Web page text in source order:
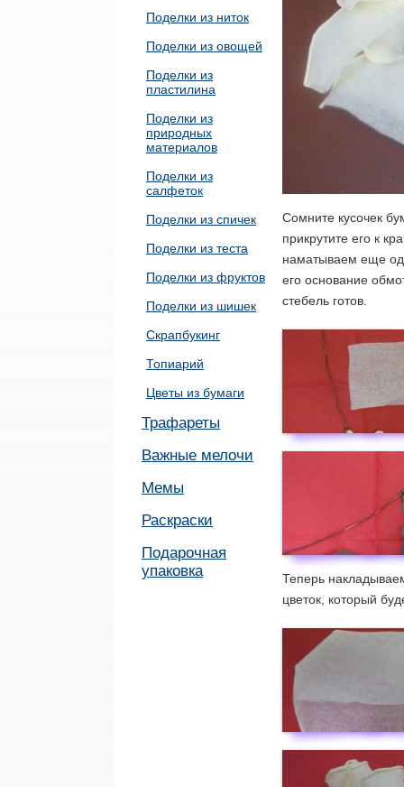
Поделки из ниток
Поделки из овощей
Поделки из
пластилина
Поделки из
природных
материалов
Поделки из
салфеток
Поделки из спичек
Поделки из теста
Поделки из фруктов
Поделки из шишек
Скрапбукинг
Топиарий
Цветы из бумаги
Трафареты
Важные мелочи
Мемы
Раскраски
Подарочная
упаковка
Сомните кусочек
прикрутите его к
наматываем еще
его основание
стебель готов.
Теперь
цветок, который